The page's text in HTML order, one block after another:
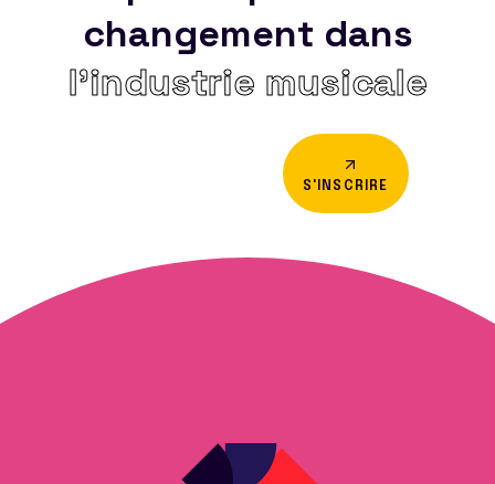
changement dans
l’industrie musicale
S'INSCRIRE